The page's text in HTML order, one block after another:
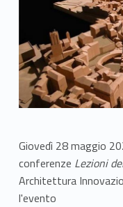
Giovedì 28 maggio
conferenze Lezioni
Architettura
l'evento